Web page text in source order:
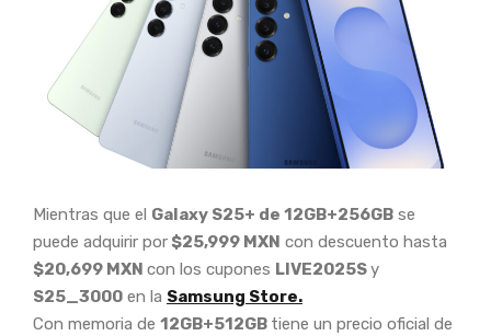
Mientras que el Galaxy S25+ de 12GB+256GB se
puede adquirir por$25,999 MXN con descuento hasta
$20,699 MXN con los cupones LIVE2025Sy
S25_3000 en la Samsung Store.
Con memoria de 12GB+512GB tiene un precio oficial de